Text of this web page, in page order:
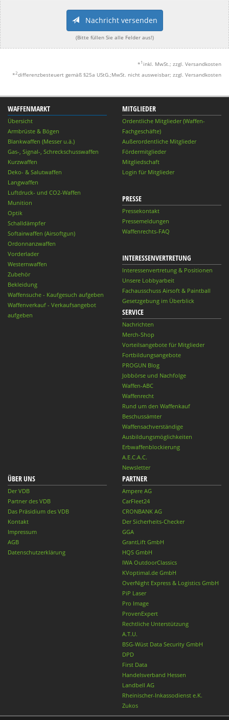
Nachricht versenden
(Bitte füllen Sie alle Felder aus!)
* 1 inkl. MwSt.; zzgl. Versandkosten
*2differenzbesteuert gemäß §25a UStG.;MwSt. nicht ausweisbar; zzgl. Versandkosten
WAFFENMARKT
Übersicht
Armbrüste & Bögen
Blankwaffen (Messer u.ä.)
Gas-, Signal-, Schreckschusswaffen
Kurzwaffen
Deko- & Salutwaffen
Langwaffen
Luftdruck- und CO2-Waffen
Munition
Optik
Schalldämpfer
Softairwaffen (Airsoftgun)
Ordonnanzwaffen
Vorderlader
Westernwaffen
Zubehör
Bekleidung
Waffensuche - Kaufgesuch aufgeben
Waffenverkauf - Verkaufsangebot
aufgeben
MITGLIEDER
Ordentliche Mitglieder (Waffen-
Fachgeschäfte)
Außerordentliche Mitglieder
Fördermitglieder
Mitgliedschaft
Login für Mitglieder
PRESSE
Pressekontakt
Pressemeldungen
Waffenrechts-FAQ
INTERESSENVERTRETUNG
Interessenvertretung & Positionen
Unsere Lobbyarbeit
Fachausschuss Airsoft & Paintball
Gesetzgebung im Überblick
SERVICE
Nachrichten
Merch-Shop
Vorteilsangebote für Mitglieder
Fortbildungsangebote
PROGUN Blog
Jobbörse und Nachfolge
Waffen-ABC
Waffenrecht
Rund um den Waffenkauf
Beschussämter
Waffensachverständige
Ausbildungsmöglichkeiten
Erbwaffenblockierung
A.E.C.A.C.
Newsletter
ÜBER UNS
Der VDB
Partner des VDB
Das Präsidium des VDB
Kontakt
Impressum
AGB
Datenschutzerklärung
PARTNER
Ampere AG
CarFleet24
CRONBANK AG
Der Sicherheits-Checker
GGA
GrantLift GmbH
HQS GmbH
IWA OutdoorClassics
KVoptimal.de GmbH
OverNight Express & Logistics GmbH
PiP Laser
Pro Image
ProvenExpert
Rechtliche Unterstützung
A.T.U.
BSG-Wüst Data Security GmbH
DPD
First Data
Handelsverband Hessen
Landbell AG
Rheinischer-Inkassodienst e.K.
Zukos